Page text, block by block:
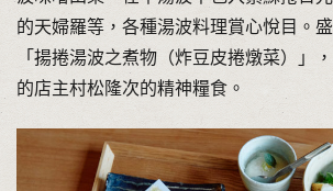
的天婦羅等，各種湯波料理賞心悅目。
「揚捲湯波之煮物（炸豆皮捲燉菜）」
的店主村松隆次的精神糧食。